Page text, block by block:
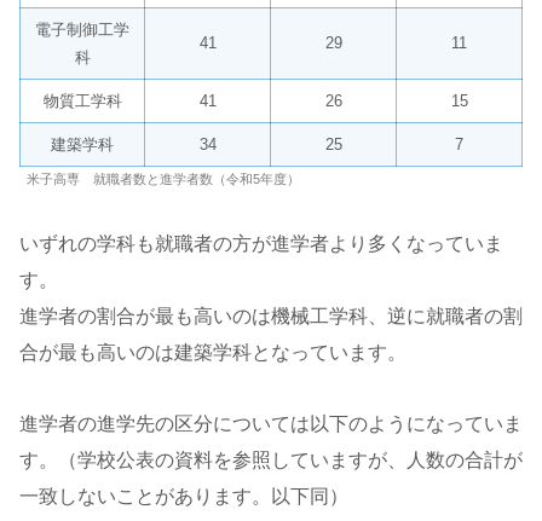
電子制御工学
科
41 29 11
物質工学科 41 26 15
建築学科 34 25 7
米子高専 就職者数と進学者数（令和5年度）
いずれの学科も就職者の方が進学者より多くなっていま
す。
進学者の割合が最も高いのは機械工学科、逆に就職者の割
合が最も高いのは建築学科となっています。
進学者の進学先の区分については以下のようになっていま
す。（学校公表の資料を参照していますが、人数の合計が
一致しないことがあります。以下同）